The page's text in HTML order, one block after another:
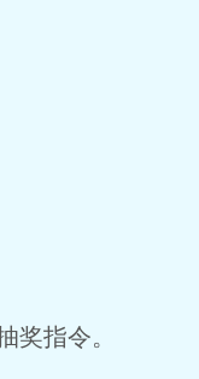
奖指令。